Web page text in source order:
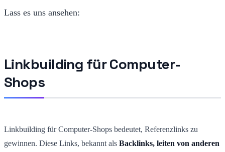
Lass es uns ansehen:
Linkbuilding für Computer-
Shops
Linkbuilding für Computer-Shops bedeutet, Referenzlinks zu
gewinnen. Diese Links, bekannt als Backlinks, leiten von anderen